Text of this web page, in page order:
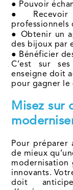
● Pouvoir
● Recevoir
professionnels
● Obtenir un
des bijoux par
● Bénéficier
C’est sur
enseigne doit
pour gagner le
Misez sur
Pour préparer
de mieux
modernisation
innovants.
doit